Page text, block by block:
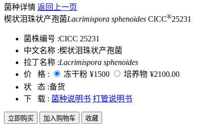
菌种详情 返回上一页
楔状泪珠状产孢菌Lacrimispora sphenoides CICC®25231
菌株编号 :CICC 25231
中文名称 :楔状泪珠状产孢菌
拉丁名称 :Lacrimispora sphenoides
价 格 :
冻干粉 ¥1500 培养物 ¥2100.00
状 态 :备货
下 载 : 菌种说明书 打管说明书
立即购买 加入购物车 收藏